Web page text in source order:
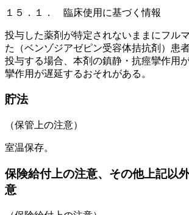
１５．１． 臨床使用に基づく情報
投与した薬剤が特定されないままにフル
た（ベンゾジアゼピン受容体拮抗剤）患
投与する場合、本剤の鎮静・抗痙攣作用
攣作用が遅延するおそれがある。
貯法
（保管上の注意）
室温保存。
保険給付上の注意、その他上記以
意